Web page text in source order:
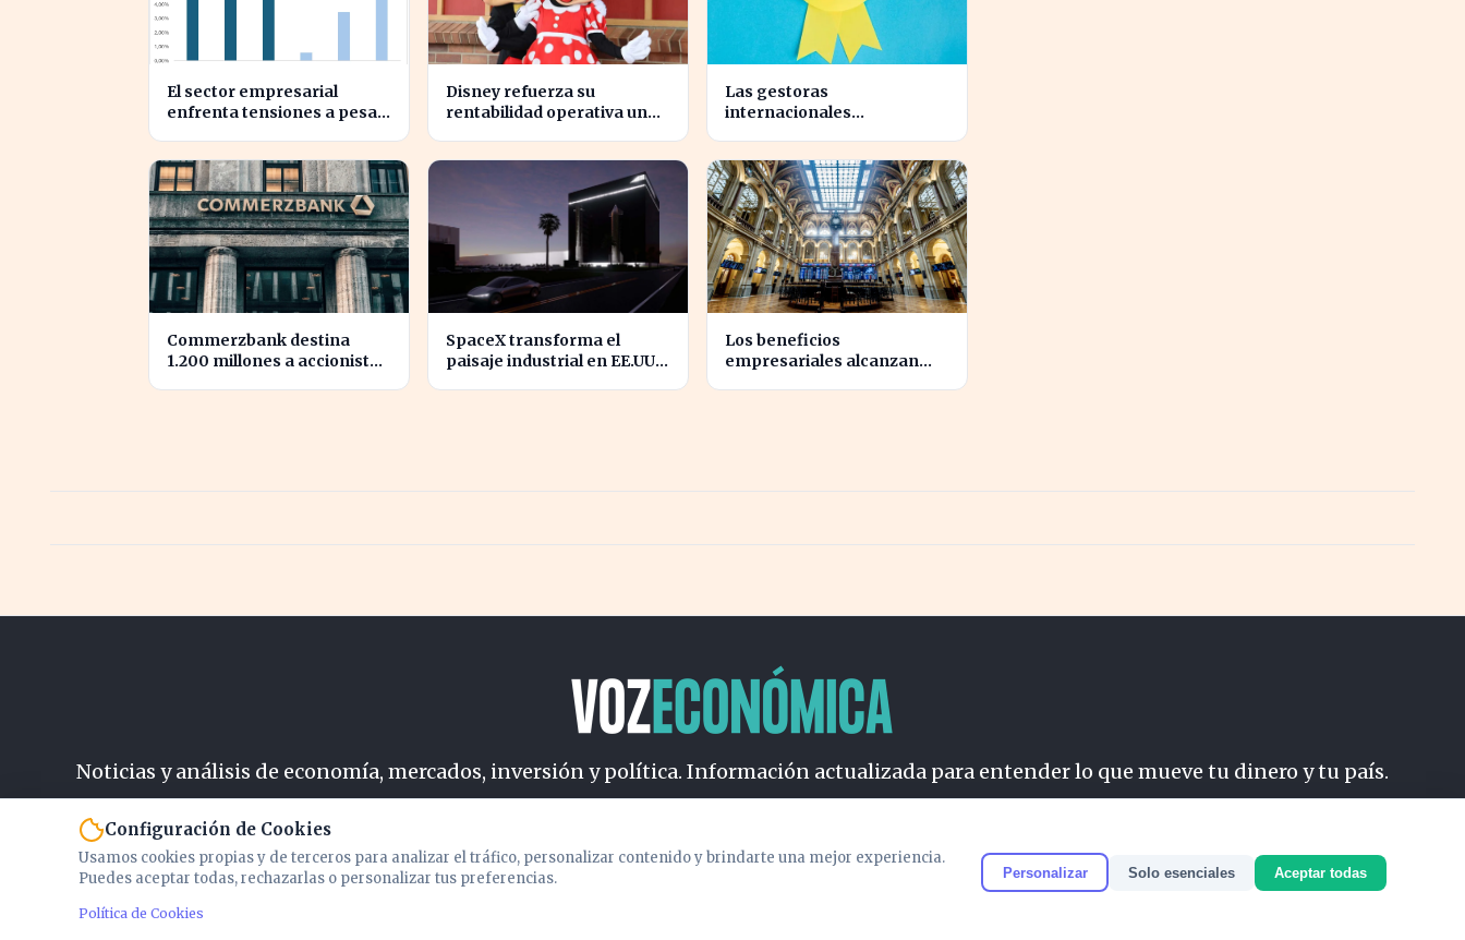
El sector empresarial
enfrenta tensiones a pesar
Disney refuerza su
rentabilidad operativa un
Las gestoras
internacionales
nuevos nombrados?
Commerzbank destina
1.200 millones a accionistas
SpaceX transforma el
paisaje industrial en EE.UU.
Los beneficios
empresariales alcanzan
Noticias y análisis de economía, mercados, inversión y política. Información actualizada para entender lo que mueve tu dinero y tu país.
Configuración de Cookies
Usamos cookies propias y de terceros para analizar el tráfico, personalizar contenido y brindarte una mejor experiencia.
Puedes aceptar todas, rechazarlas o personalizar tus preferencias.
Política de Cookies
Personalizar Solo esenciales Aceptar todas